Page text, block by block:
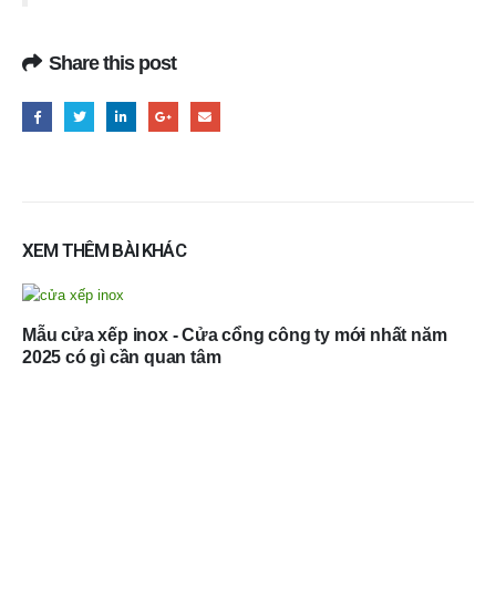
Share this post
XEM THÊM BÀI KHÁC
Mẫu cửa xếp inox - Cửa cổng công ty mới nhất năm
2025 có gì cần quan tâm